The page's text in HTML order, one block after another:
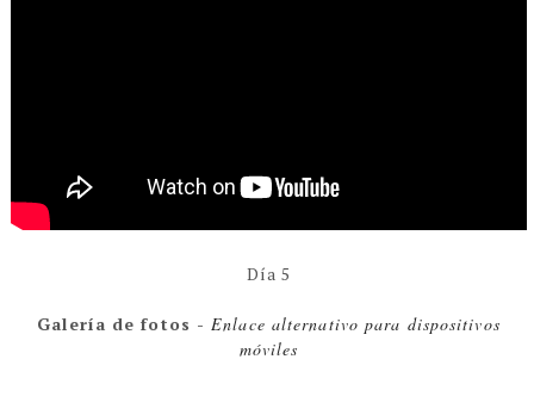
Día 5
Galería de fotos -Enlace alternativo para dispositivos
móviles